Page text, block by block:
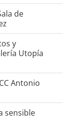
de
y
Utopía
Antonio
sensible